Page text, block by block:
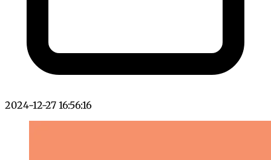
2024-12-27 16:56:16